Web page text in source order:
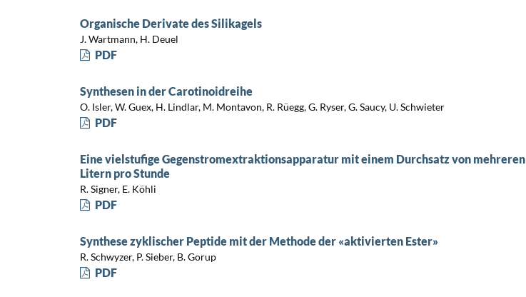
Organische Derivate des Silikagels
J. Wartmann, H. Deuel
PDF
Synthesen in der Carotinoidreihe
O. Isler, W. Guex, H. Lindlar, M. Montavon, R. Rüegg, G. Ryser, G. Saucy, U. Schwieter
PDF
Eine vielstufige Gegenstromextraktionsapparatur mit einem Durchsatz von mehreren
Litern pro Stunde
R. Signer, E. Köhli
PDF
Synthese zyklischer Peptide mit der Methode der «aktivierten Ester»
R. Schwyzer, P. Sieber, B. Gorup
PDF